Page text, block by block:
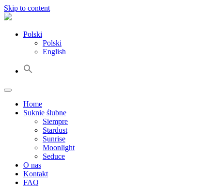
Skip to content
Polski
Polski
English
Home
Suknie ślubne
Siempre
Stardust
Sunrise
Moonlight
Seduce
O nas
Kontakt
FAQ